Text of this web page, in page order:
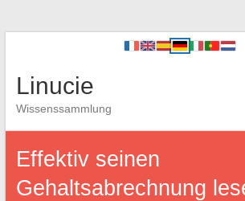
Linucie
Wissenssammlung
Effektiv seinen
Gehaltsabrechnung